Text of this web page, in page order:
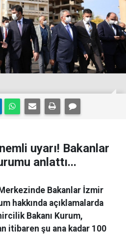
uyarı! Bakanlar
anlattı...
Bakanlar İzmir
hakkında açıklamalarda
Bakanı Kurum,
itibaren şu ana kadar 100